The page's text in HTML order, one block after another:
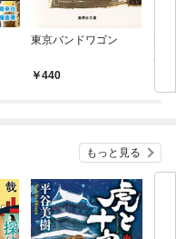
東京バンドワゴン
440
もっと見る